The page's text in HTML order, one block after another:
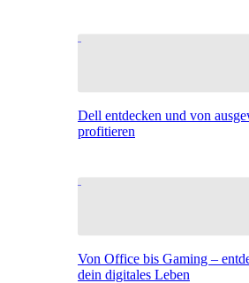
Dell entdecken und von
profitieren
Von Office bis Gaming –
dein digitales Leben